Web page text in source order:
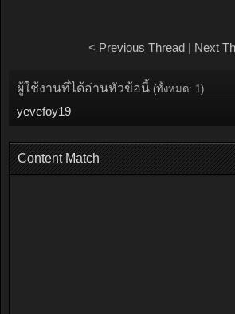
< Previous Thread| Next
ผู้ใช้งานที่ได้อ่านหัวข้อนี้ (ทั้งหมด: 1)
yevefoy19
Content Match